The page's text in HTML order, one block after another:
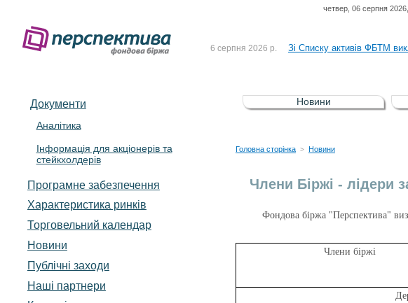
четвер, 06 серпня
До Списку активів
6 серпня 2026 р. Зі Списку активів ФБТМ
5 серпня 2026 р. Зі списку активів РФР
4 серпня 2026 р. До Списку активів
Документи
Аналітика
Інформація для акціонерів та
стейкхолдерів
Програмне забезпечення
Характеристика pинків
Торговельний календар
Новини
Публічні заходи
Наші партнери
Новини
Головна сторінка > Новини
Члени Біржі - лідери
Фондова біржа "Перспектива"
Члени біржі